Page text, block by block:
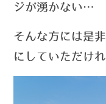
ジが湧かない…
そんな方には是
にしていただけ